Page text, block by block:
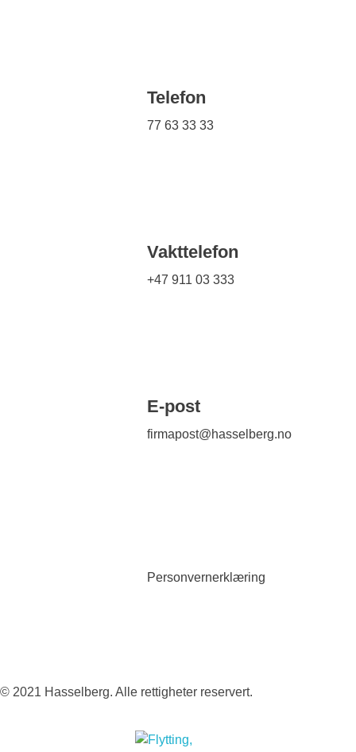
Telefon
77 63 33 33
Vakttelefon
+47 911 03 333
E-post
firmapost@hasselberg.no
Personvernerklæring
© 2021 Hasselberg. Alle rettigheter reservert.